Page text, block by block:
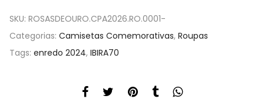
SKU: ROSASDEOURO.CPA2026.RO.0001-
Categorias: Camisetas Comemorativas, Roupas
Tags: enredo 2024, IBIRA70